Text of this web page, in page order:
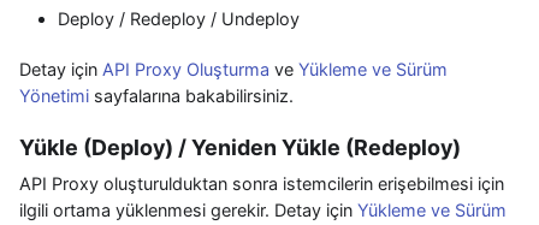
Deploy / Redeploy / Undeploy
Detay için API Proxy Oluşturma ve Yükleme ve Sürüm
Yönetimi sayfalarına bakabilirsiniz.
Yükle (Deploy) / Yeniden Yükle (Redeploy)
API Proxy oluşturulduktan sonra istemcilerin erişebilmesi için
ilgili ortama yüklenmesi gerekir. Detay için Yükleme ve Sürüm